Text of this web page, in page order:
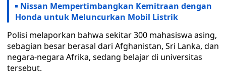
Nissan Mempertimbangkan Kemitraan dengan
Honda untuk Meluncurkan Mobil Listrik
Polisi melaporkan bahwa sekitar 300 mahasiswa asing,
sebagian besar berasal dari Afghanistan, Sri Lanka, dan
negara-negara Afrika, sedang belajar di universitas
tersebut.